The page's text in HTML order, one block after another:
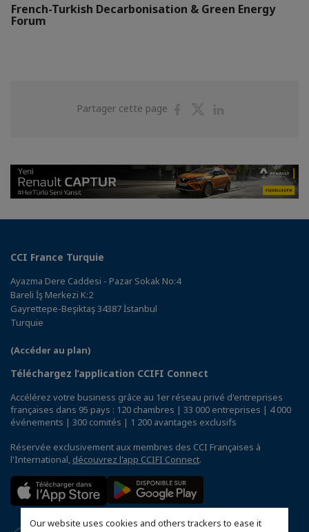
Our website uses cookies and others trackers to ease it
French-Turkish Decarbonisation & Green Energy
Forum
Partager cette page
PartagerPartager
CCI France Turquie
Ayazma Dere Caddesi - Pazar Sokak No:4
Bareli İş Merkezi K:2
Gayrettepe-Beşiktaş 34387 İstanbul
Turquie
(Accéder au plan)
Téléchargez l’application CCIFI Connect
Accélérez votre business grâce au 1er réseau privé d'entreprises
françaises dans 95 pays : 120 chambres | 33 000 entreprises | 4 000
événements | 300 comités | 1 200 avantages exclusifs
Réservée exclusivement aux membres des CCI Françaises à
l'International, découvrez l'app CCIFI Connect.